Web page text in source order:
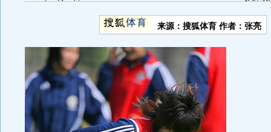
来源：搜狐体育 作者：张亮